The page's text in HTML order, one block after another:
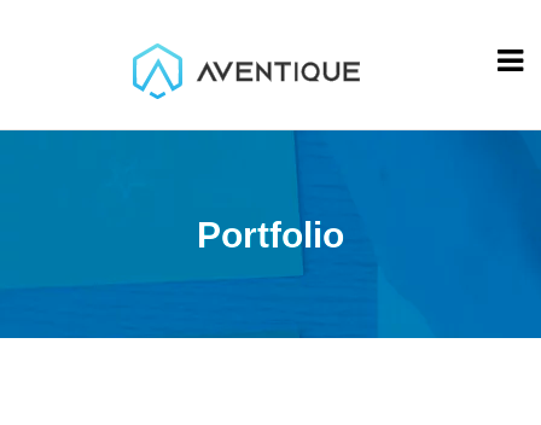
Portfolio